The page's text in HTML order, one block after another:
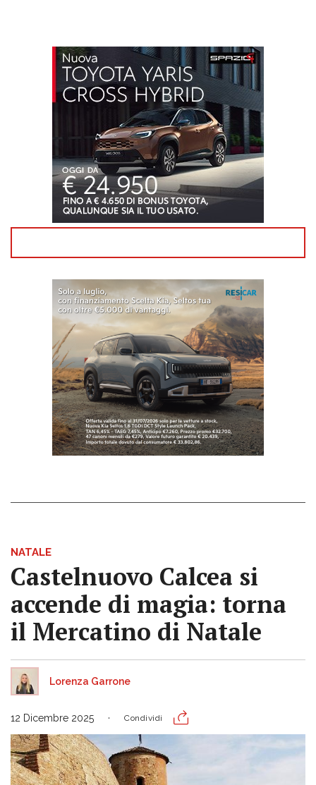
NATALE
Castelnuovo Calcea si
accende di magia: torna
il Mercatino di Natale
Lorenza Garrone
12 Dicembre 2025 Condividi